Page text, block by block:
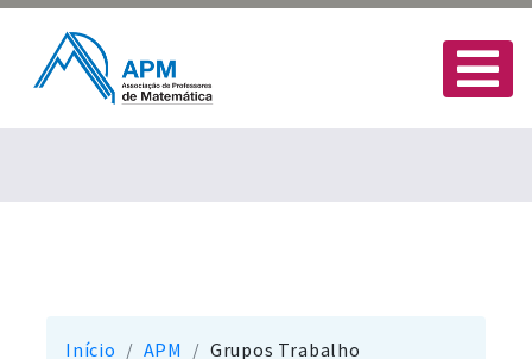
Início APM Grupos Trabalho